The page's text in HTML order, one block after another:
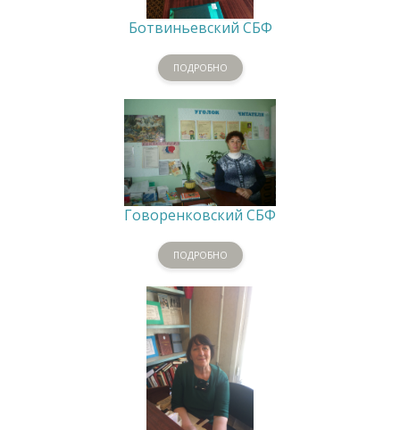
Ботвиньевский СБФ
ПОДРОБНО
Говоренковский СБФ
ПОДРОБНО